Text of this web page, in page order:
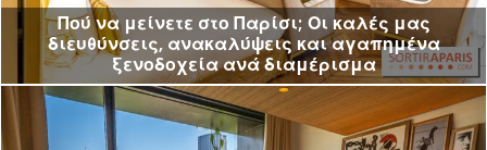
Πού να μείνετε στο Παρίσι; Οι καλές μας
διευθύνσεις, ανακαλύψεις και αγαπημένα
ξενοδοχεία ανά διαμέρισμα